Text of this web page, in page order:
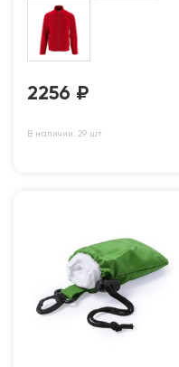
2256 ₽
В наличии: 29 шт